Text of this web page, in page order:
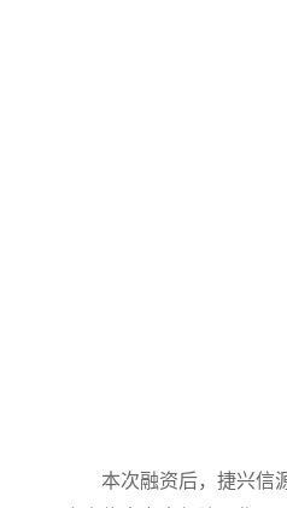
本次融资后，捷兴信